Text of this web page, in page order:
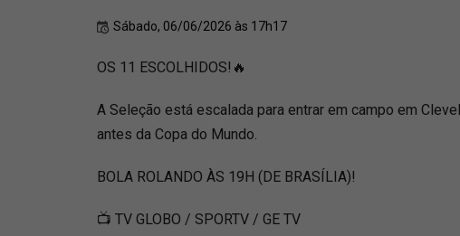
Sábado, 06/06/2026 às 17h17
OS 11 ESCOLHIDOS!🔥
A Seleção está escalada para entrar em campo em
antes da Copa do Mundo.
BOLA ROLANDO ÀS 19H (DE BRASÍLIA)!
📺 TV GLOBO / SPORTV / GE TV